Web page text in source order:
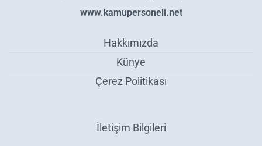
www.kamupersoneli.net
Hakkımızda
Künye
Çerez Politikası
İletişim Bilgileri